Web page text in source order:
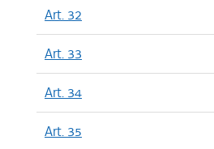
Art. 32
Art. 33
Art. 34
Art. 35